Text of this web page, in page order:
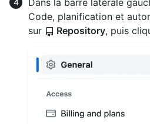
Code, planification et
sur
Repository, puis